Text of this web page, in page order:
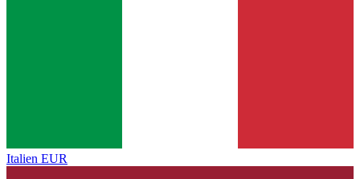
Italien EUR